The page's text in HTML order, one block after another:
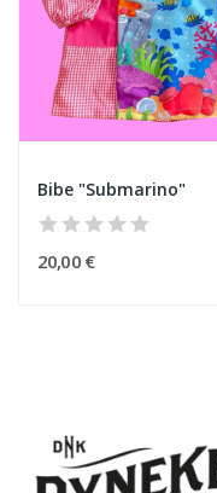
Bibe "Submarino"
20,00 €